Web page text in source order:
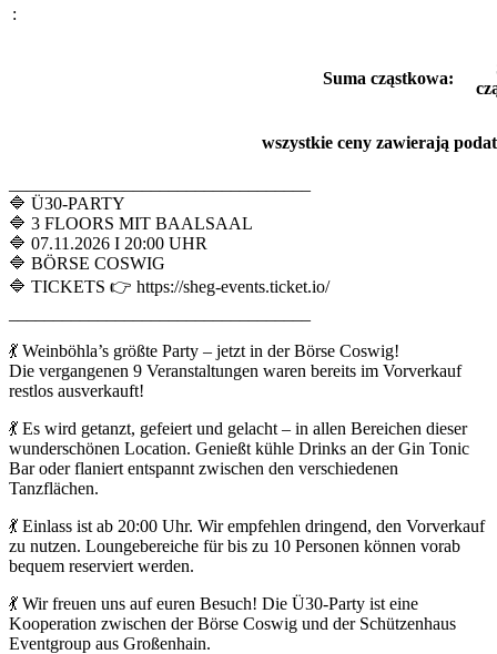
:
Suma cząstkowa:
wszystkie ceny zawierają
🔷 Ü30-PARTY
🔷 3 FLOORS MIT BAALSAAL
🔷 07.11.2026 I 20:00 UHR
🔷 BÖRSE COSWIG
🔷 TICKETS 👉 https://sheg-events.ticket.io/
💃 Weinböhla’s größte Party – jetzt in der Börse Coswig!
Die vergangenen 9 Veranstaltungen waren bereits im Vorverkauf
restlos ausverkauft!
💃 Es wird getanzt, gefeiert und gelacht – in allen Bereichen dieser
wunderschönen Location. Genießt kühle Drinks an der Gin Tonic
Bar oder flaniert entspannt zwischen den verschiedenen
Tanzflächen.
💃 Einlass ist ab 20:00 Uhr. Wir empfehlen dringend, den Vorverkauf
zu nutzen. Loungebereiche für bis zu 10 Personen können vorab
bequem reserviert werden.
💃 Wir freuen uns auf euren Besuch! Die Ü30-Party ist eine
Kooperation zwischen der Börse Coswig und der Schützenhaus
Eventgroup aus Großenhain.